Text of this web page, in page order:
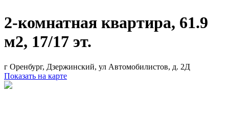
2-комнатная квартира, 61.9
м2, 17/17 эт.
г Оренбург, Дзержинский, ул Автомобилистов, д. 2Д
Показать на карте